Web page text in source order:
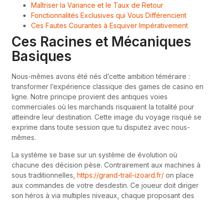
Maîtriser la Variance et le Taux de Retour
Fonctionnalités Exclusives qui Vous Différencient
Ces Fautes Courantes à Esquiver Impérativement
Ces Racines et Mécaniques
Basiques
Nous-mêmes avons été nés d’cette ambition téméraire :
transformer l’expérience classique des games de casino en
ligne. Notre principe provient des antiques voies
commerciales où les marchands risquaient la totalité pour
atteindre leur destination. Cette image du voyage risqué se
exprime dans toute session que tu disputez avec nous-
mêmes.
La système se base sur un système de évolution où
chacune des décision pèse. Contrairement aux machines à
sous traditionnelles, https://grand-trail-izoard.fr/ on place
aux commandes de votre desdestin. Ce joueur doit diriger
son héros à via multiples niveaux, chaque proposant des